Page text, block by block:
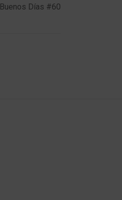
Buenos Días #60